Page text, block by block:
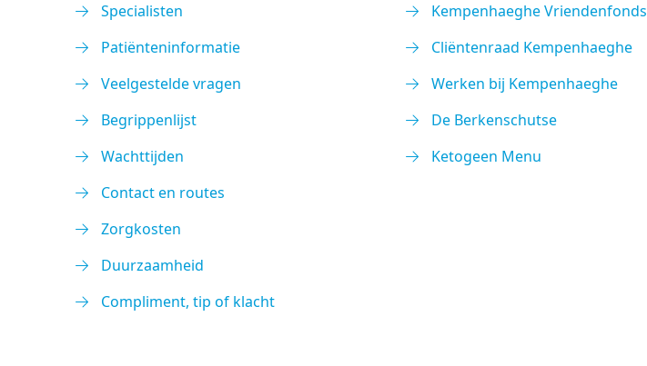
Specialisten
Patiënteninformatie
Veelgestelde vragen
Begrippenlijst
Wachttijden
Contact en routes
Zorgkosten
Duurzaamheid
Compliment, tip of klacht
Kempenhaeghe Vriendenfonds
Cliëntenraad Kempenhaeghe
Werken bij Kempenhaeghe
De Berkenschutse
Ketogeen Menu